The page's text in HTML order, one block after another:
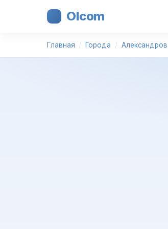
Olcom
Главная Города Александров